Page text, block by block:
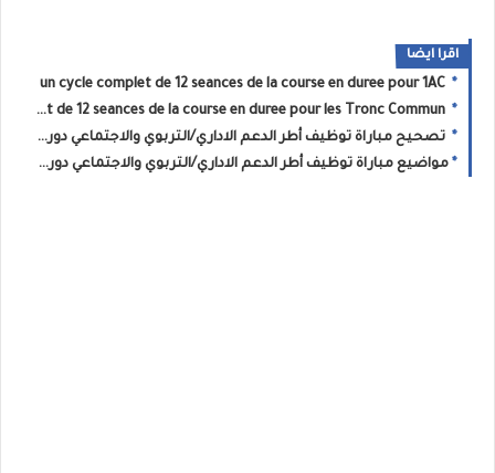
اقرا ايضا
تصحيح مباراة توظيف أطر الدعم الاداري/التربوي والاجتماعي دورة دجنبر2021
مواضيع مباراة توظيف أطر الدعم الاداري/التربوي والاجتماعي دورة دجنبر2021